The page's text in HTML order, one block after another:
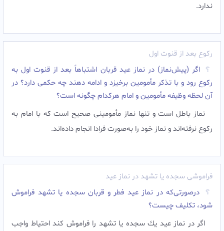
ندارد.
رکوع بعد از قنوت اول
اگر (پیش‌نماز) در نماز عید قربان اشتباهاً بعد از قنوت اول به
رکوع رود و با تذکر مأمومین برخیزد و ادامه دهند چه حکمی دارد؟ در
آن لحظه وظیفه مأمومین و امام هرکدام چگونه است؟
نماز باطل است و تنها نماز مأمومینی صحيح است که با امام به
رکوع نرفته‌اند و نماز خود را به‌صورت فرادا انجام داده‌اند.
فراموشی سجده یا تشهد در نماز عید
درصورتی‌که در نماز عید فطر و قربان سجده یا تشهد فراموش
شود، تکلیف چیست؟
اگر در نماز عيد يك سجده يا تشهد را فراموش كند احتياط واجب